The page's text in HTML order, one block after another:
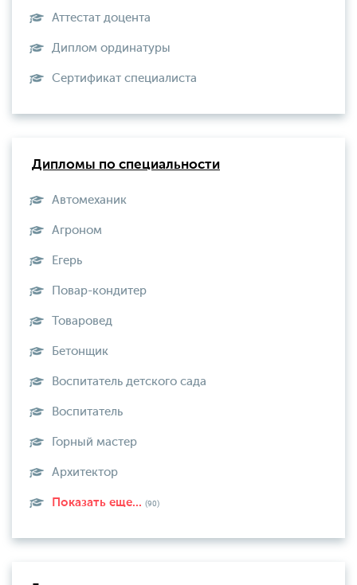
Аттестат доцента
Диплом ординатуры
Сертификат специалиста
Дипломы по специальности
Автомеханик
Агроном
Егерь
Повар-кондитер
Товаровед
Бетонщик
Воспитатель детского сада
Воспитатель
Горный мастер
Архитектор
Показать еще... (90)